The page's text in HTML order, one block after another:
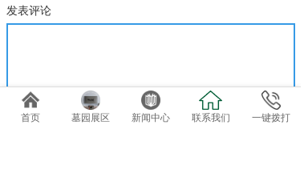
发表评论
首页 墓园展区 新闻中心 联系我们 一键拨打